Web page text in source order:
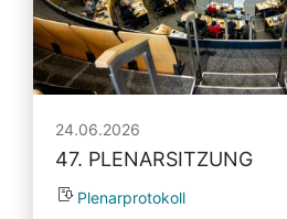
24.06.2026
47. PLENARSITZUNG
Plenarprotokoll